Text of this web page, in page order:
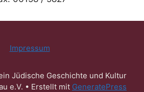
Impressum
Jüdische Geschichte und Kultur
e.V. • Erstellt mit GeneratePress